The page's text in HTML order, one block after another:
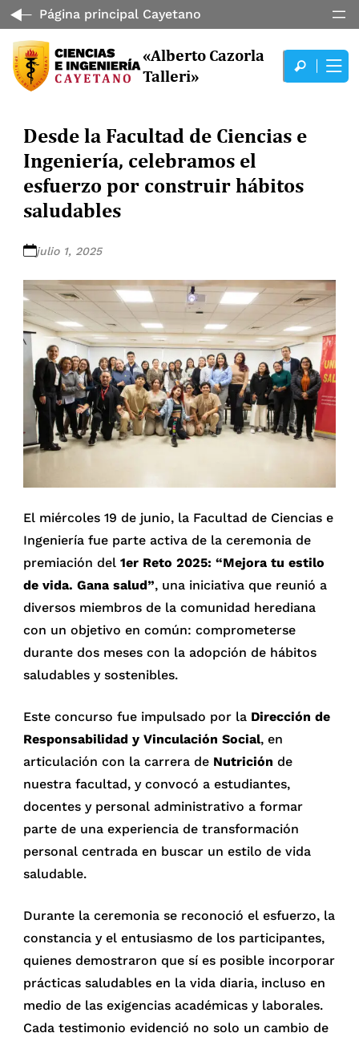
Página principal Cayetano
«Alberto Cazorla
Talleri»
Desde la Facultad de Ciencias e
Ingeniería, celebramos el
esfuerzo por construir hábitos
saludables
julio 1, 2025
El miércoles 19 de junio, la Facultad de Ciencias e
Ingeniería fue parte activa de la ceremonia de
premiación del1er Reto 2025: “Mejora tu estilo
de vida. Gana salud”, una iniciativa que reunió a
diversos miembros de la comunidad herediana
con un objetivo en común: comprometerse
durante dos meses con la adopción de hábitos
saludables y sostenibles.
Este concurso fue impulsado por la Dirección de
Responsabilidad y Vinculación Social, en
articulación con la carrera de Nutrición de
nuestra facultad, y convocó a estudiantes,
docentes y personal administrativo a formar
parte de una experiencia de transformación
personal centrada en buscar un estilo de vida
saludable.
Durante la ceremonia se reconoció el esfuerzo, la
constancia y el entusiasmo de los participantes,
quienes demostraron que sí es posible incorporar
prácticas saludables en la vida diaria, incluso en
medio de las exigencias académicas y laborales.
Cada testimonio evidenció no solo un cambio de